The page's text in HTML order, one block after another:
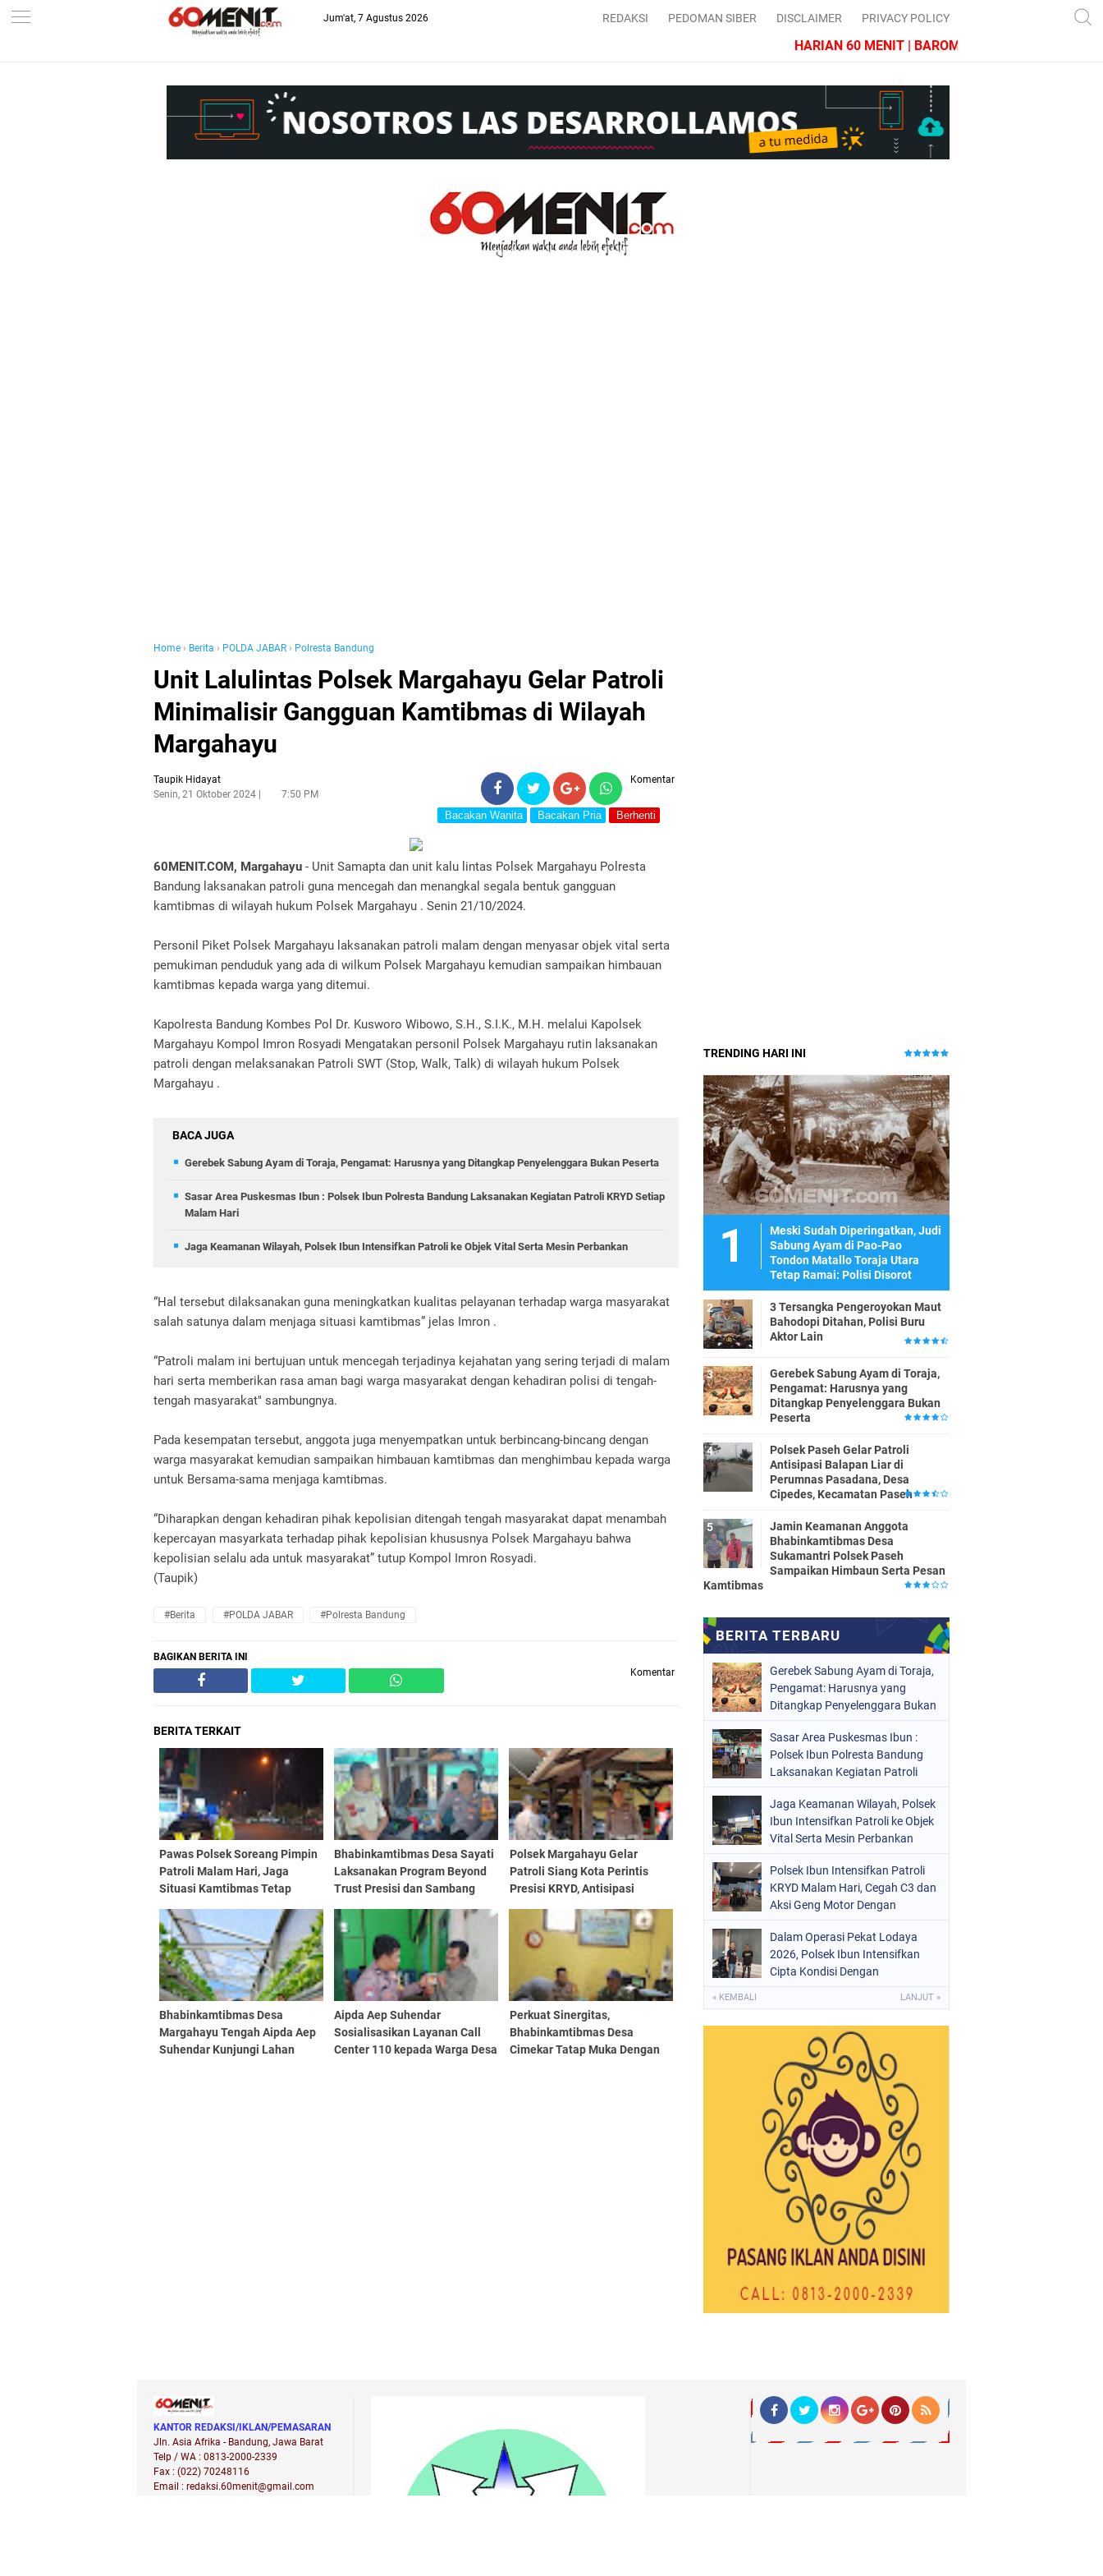
--> Jum'at, 7 Agustus 2026 REDAKSI PEDOMAN SIBER DISCLAIMER PRIVACY POLICY
HARIAN 60 MENIT | BAROMETER JAWA BARAT
Home › Berita › POLDA JABAR › Polresta Bandung
Unit Lalulintas Polsek Margahayu Gelar Patroli
Minimalisir Gangguan Kamtibmas di Wilayah
Margahayu
Taupik Hidayat
Senin, 21 Oktober 2024
7:50 PM
Komentar
Bacakan Wanita Bacakan Pria Berhenti
60MENIT.COM, Margahayu - Unit Samapta dan unit kalu lintas Polsek Margahayu Polresta
Bandung laksanakan patroli guna mencegah dan menangkal segala bentuk gangguan
kamtibmas di wilayah hukum Polsek Margahayu . Senin 21/10/2024.
Personil Piket Polsek Margahayu laksanakan patroli malam dengan menyasar objek vital serta
pemukiman penduduk yang ada di wilkum Polsek Margahayu kemudian sampaikan himbauan
kamtibmas kepada warga yang ditemui.
Kapolresta Bandung Kombes Pol Dr. Kusworo Wibowo, S.H., S.I.K., M.H. melalui Kapolsek
Margahayu Kompol Imron Rosyadi Mengatakan personil Polsek Margahayu rutin laksanakan
patroli dengan melaksanakan Patroli SWT (Stop, Walk, Talk) di wilayah hukum Polsek
Margahayu .
BACA JUGA
Gerebek Sabung Ayam di Toraja, Pengamat: Harusnya yang Ditangkap Penyelenggara Bukan Peserta
Sasar Area Puskesmas Ibun : Polsek Ibun Polresta Bandung Laksanakan Kegiatan Patroli KRYD Setiap
Malam Hari
Jaga Keamanan Wilayah, Polsek Ibun Intensifkan Patroli ke Objek Vital Serta Mesin Perbankan
“Hal tersebut dilaksanakan guna meningkatkan kualitas pelayanan terhadap warga masyarakat
salah satunya dalam menjaga situasi kamtibmas” jelas Imron .
“Patroli malam ini bertujuan untuk mencegah terjadinya kejahatan yang sering terjadi di malam
hari serta memberikan rasa aman bagi warga masyarakat dengan kehadiran polisi di tengah-
tengah masyarakat" sambungnya.
Pada kesempatan tersebut, anggota juga menyempatkan untuk berbincang-bincang dengan
warga masyarakat kemudian sampaikan himbauan kamtibmas dan menghimbau kepada warga
untuk Bersama-sama menjaga kamtibmas.
“Diharapkan dengan kehadiran pihak kepolisian ditengah tengah masyarakat dapat menambah
kepercayan masyarkata terhadap pihak kepolisian khususnya Polsek Margahayu bahwa
kepolisian selalu ada untuk masyarakat” tutup Kompol Imron Rosyadi.
(Taupik)
#Berita #POLDA JABAR #Polresta Bandung
BAGIKAN BERITA INI
Komentar
BERITA TERKAIT
Pawas Polsek Soreang Pimpin
Patroli Malam Hari, Jaga
Situasi Kamtibmas Tetap
Polsek Soreang
Bhabinkamtibmas Desa Sayati
Laksanakan Program Beyond
Trust Presisi dan Sambang
Polsek Margahayu Gelar
Patroli Siang Kota Perintis
Presisi KRYD, Antisipasi
Wilayah Sukamenak dan
Sulaeman
Bhabinkamtibmas Desa
Margahayu Tengah Aipda Aep
Suhendar Kunjungi Lahan
Aipda Aep Suhendar
Sosialisasikan Layanan Call
Center 110 kepada Warga Desa
Perkuat Sinergitas,
Bhabinkamtibmas Desa
Cimekar Tatap Muka Dengan
TRENDING HARI INI
Meski Sudah Diperingatkan, Judi
Sabung Ayam di Pao-Pao
Tondon Matallo Toraja Utara
Tetap Ramai: Polisi Disorot
3 Tersangka Pengeroyokan Maut
Bahodopi Ditahan, Polisi Buru
Aktor Lain
Gerebek Sabung Ayam di Toraja,
Pengamat: Harusnya yang
Ditangkap Penyelenggara Bukan
Peserta
Polsek Paseh Gelar Patroli
Antisipasi Balapan Liar di
Perumnas Pasadana, Desa
Cipedes, Kecamatan Paseh
Jamin Keamanan Anggota
Bhabinkamtibmas Desa
Sukamantri Polsek Paseh
Sampaikan Himbaun Serta Pesan
Kamtibmas
Gerebek Sabung Ayam di Toraja,
Pengamat: Harusnya yang
Ditangkap Penyelenggara Bukan
Sasar Area Puskesmas Ibun :
Polsek Ibun Polresta Bandung
Laksanakan Kegiatan Patroli
Jaga Keamanan Wilayah, Polsek
Ibun Intensifkan Patroli ke Objek
Vital Serta Mesin Perbankan
Polsek Ibun Intensifkan Patroli
KRYD Malam Hari, Cegah C3 dan
Aksi Geng Motor Dengan
Dalam Operasi Pekat Lodaya
2026, Polsek Ibun Intensifkan
Cipta Kondisi Dengan
« KEMBALI LANJUT »
KANTOR REDAKSI/IKLAN/PEMASARAN
Jln. Asia Afrika - Bandung, Jawa Barat
Telp / WA : 0813-2000-2339
Fax : (022) 70248116
Email : redaksi.60menit@gmail.com